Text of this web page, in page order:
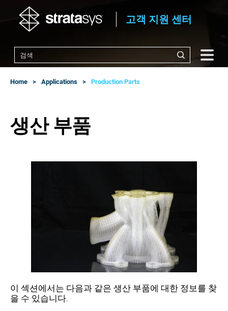
고객 지원 센터
Home Applications Production Parts
생산 부품
이 섹션에서는 다음과 같은 생산 부품에 대한 정보를 찾
을 수 있습니다.